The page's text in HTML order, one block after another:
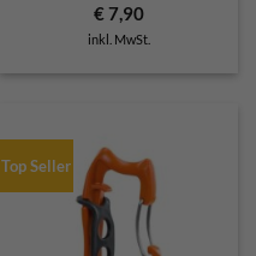
€7,90
inkl. MwSt.
Top Seller